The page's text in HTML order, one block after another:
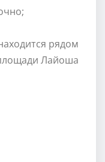
рядом
Лайоша